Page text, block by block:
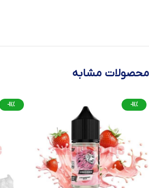
محصولات مشابه
-11%
-11%